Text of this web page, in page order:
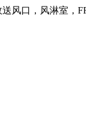
风口，风淋室，